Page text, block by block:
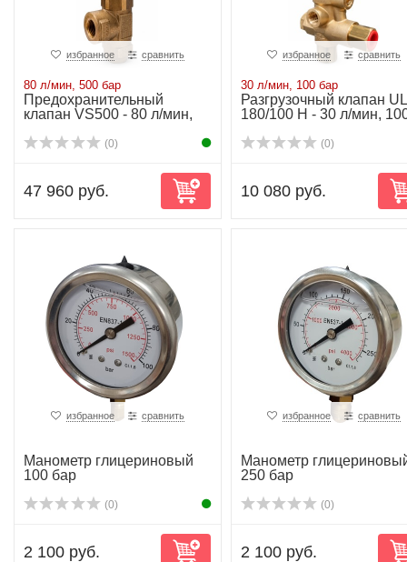
избранное сравнить
80 л/мин, 500 бар
Предохранительный
клапан VS500 - 80 л/мин,
(0)
47 960 руб.
избранное сравнить
30 л/мин, 100 бар
Разгрузочный клапан UL
180/100 H - 30 л/мин,
(0)
10 080 руб.
избранное сравнить
Манометр глицериновый
100 бар
(0)
2 100 руб.
избранное сравнить
Манометр
250 бар
(0)
2 100 руб.